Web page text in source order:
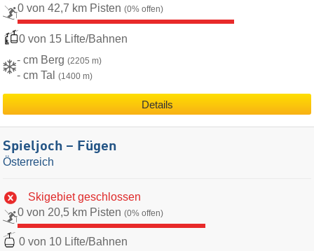
0 von 42,7 km Pisten (0% offen)
0 von 15 Lifte/Bahnen
- cm Berg (2205 m)
- cm Tal (1400 m)
Details
Spieljoch – Fügen
Österreich
Skigebiet geschlossen
0 von 20,5 km Pisten (0% offen)
0 von 10 Lifte/Bahnen